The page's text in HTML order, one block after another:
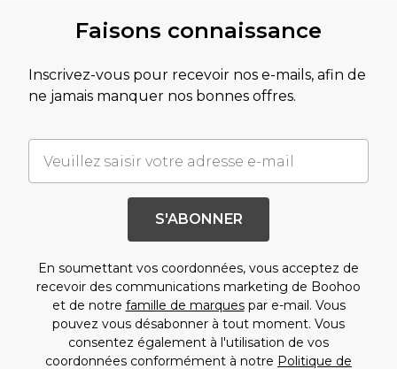
Faisons connaissance
Inscrivez-vous pour recevoir nos e-mails, afin de
ne jamais manquer nos bonnes offres.
S'ABONNER
En soumettant vos coordonnées, vous acceptez de
recevoir des communications marketing de Boohoo
et de notre famille de marquespar e-mail. Vous
pouvez vous désabonner à tout moment. Vous
consentez également à l'utilisation de vos
coordonnées conformément à notre Politique de